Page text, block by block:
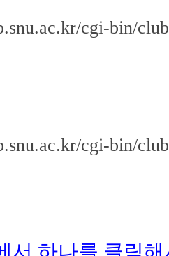
cgi-bin/
cgi-bin/
서 하나를 클릭